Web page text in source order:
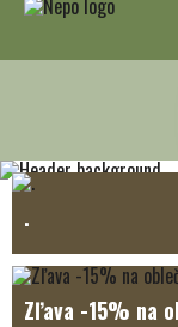
.
Zľava -15% na